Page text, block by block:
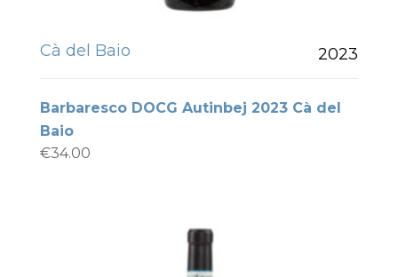
Cà del Baio 2023
Barbaresco DOCG Autinbej 2023 Cà del
Baio
€34.00